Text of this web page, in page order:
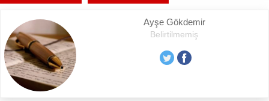
Ayşe Gökdemir
Belirtilmemiş